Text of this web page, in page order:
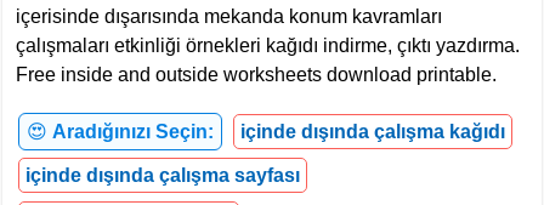
içerisinde dışarısında mekanda konum kavramları
çalışmaları etkinliği örnekleri kağıdı indirme, çıktı yazdırma.
Free inside and outside worksheets download printable.
😍 Aradığınızı Seçin: içinde dışında çalışma kağıdı
içinde dışında çalışma sayfası